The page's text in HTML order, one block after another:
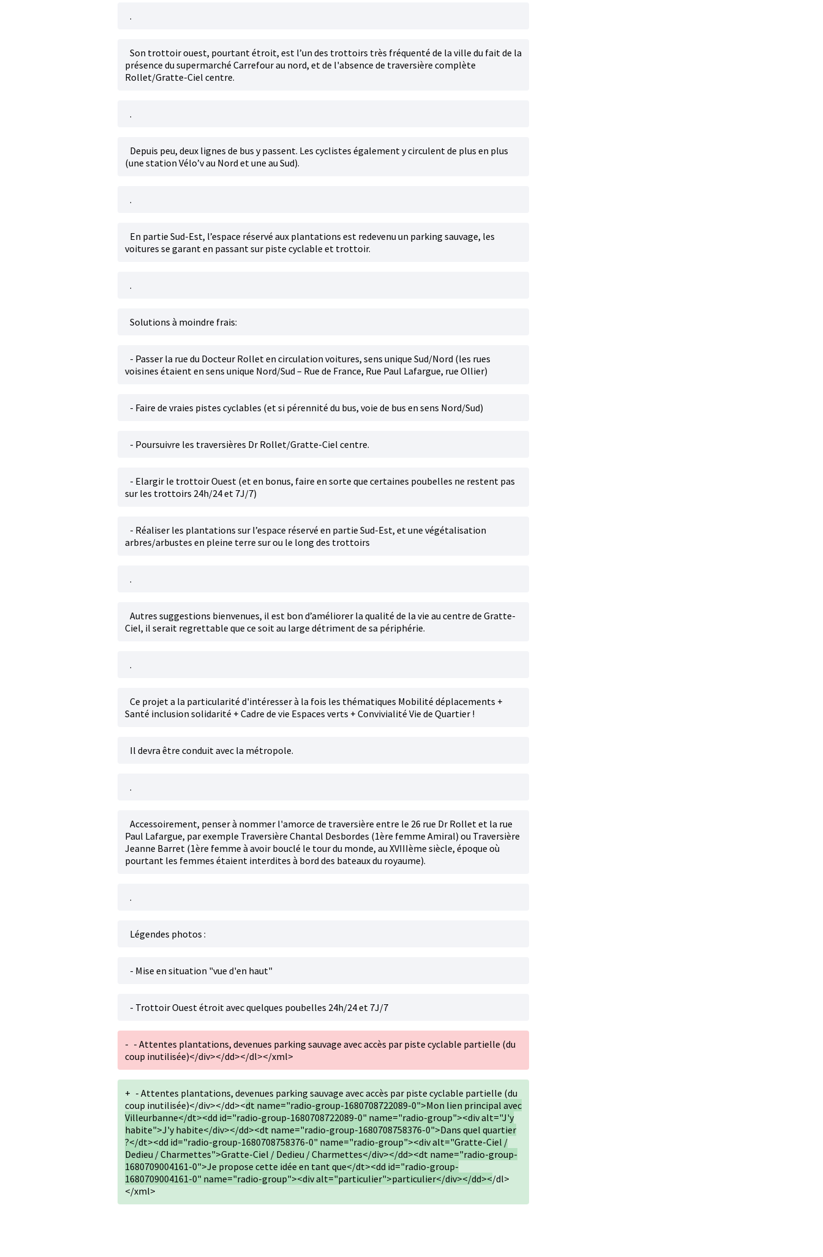
.
Son trottoir ouest, pourtant étroit, est l’un des trottoirs très fréquenté de la ville du fait de la
présence du supermarché Carrefour au nord, et de l'absence de traversière complète
Rollet/Gratte-Ciel centre.
.
Depuis peu, deux lignes de bus y passent. Les cyclistes également y circulent de plus en plus
(une station Vélo’v au Nord et une au Sud).
.
En partie Sud-Est, l’espace réservé aux plantations est redevenu un parking sauvage, les
voitures se garant en passant sur piste cyclable et trottoir.
.
Solutions à moindre frais:
- Passer la rue du Docteur Rollet en circulation voitures, sens unique Sud/Nord (les rues
voisines étaient en sens unique Nord/Sud – Rue de France, Rue Paul Lafargue, rue Ollier)
- Faire de vraies pistes cyclables (et si pérennité du bus, voie de bus en sens Nord/Sud)
- Poursuivre les traversières Dr Rollet/Gratte-Ciel centre.
- Elargir le trottoir Ouest (et en bonus, faire en sorte que certaines poubelles ne restent pas
sur les trottoirs 24h/24 et 7J/7)
- Réaliser les plantations sur l’espace réservé en partie Sud-Est, et une végétalisation
arbres/arbustes en pleine terre sur ou le long des trottoirs
.
Autres suggestions bienvenues, il est bon d’améliorer la qualité de la vie au centre de Gratte-
Ciel, il serait regrettable que ce soit au large détriment de sa périphérie.
.
Ce projet a la particularité d'intéresser à la fois les thématiques Mobilité déplacements +
Santé inclusion solidarité + Cadre de vie Espaces verts + Convivialité Vie de Quartier !
Il devra être conduit avec la métropole.
.
Accessoirement, penser à nommer l'amorce de traversière entre le 26 rue Dr Rollet et la rue
Paul Lafargue, par exemple Traversière Chantal Desbordes (1ère femme Amiral) ou Traversière
Jeanne Barret (1ère femme à avoir bouclé le tour du monde, au XVIIIème siècle, époque où
pourtant les femmes étaient interdites à bord des bateaux du royaume).
.
Légendes photos :
- Mise en situation "vue d'en haut"
- Trottoir Ouest étroit avec quelques poubelles 24h/24 et 7J/7
- - Attentes plantations, devenues parking sauvage avec accès par piste cyclable partielle (du
coup inutilisée)</div></dd></dl></xml>
+ - Attentes plantations, devenues parking sauvage avec accès par piste cyclable partielle (du
coup inutilisée)</div></dd><dt name="radio-group-1680708722089-0">Mon lien principal avec
Villeurbanne</dt><dd id="radio-group-1680708722089-0" name="radio-group"><div alt="J'y
habite">J'y habite</div></dd><dt name="radio-group-1680708758376-0">Dans quel quartier
?</dt><dd id="radio-group-1680708758376-0" name="radio-group"><div alt="Gratte-Ciel /
Dedieu / Charmettes">Gratte-Ciel / Dedieu / Charmettes</div></dd><dt name="radio-group-
1680709004161-0">Je propose cette idée en tant que</dt><dd id="radio-group-
1680709004161-0" name="radio-group"><div alt="particulier">particulier</div></dd></dl>
</xml>